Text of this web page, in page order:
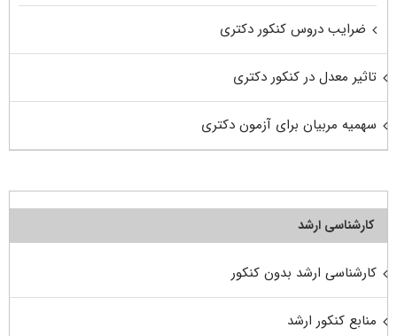
ضرایب دروس کنکور دکتری
تاثیر معدل در کنکور دکتری
سهمیه مربیان برای آزمون دکتری
کارشناسی ارشد
کارشناسی ارشد بدون کنکور
منابع کنکور ارشد